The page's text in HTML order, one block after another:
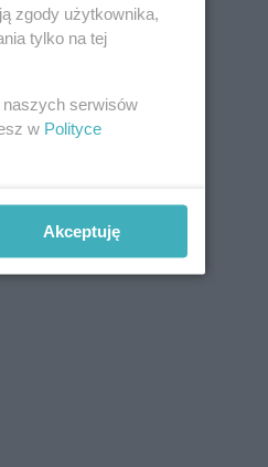
zgody użytkownika,
tylko na tej
naszych serwisów
w Polityce
Akceptuję